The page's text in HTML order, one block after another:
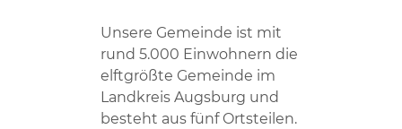
Unsere Gemeinde ist mit
rund 5.000 Einwohnern die
elftgrößte Gemeinde im
Landkreis Augsburg und
besteht aus fünf Ortsteilen.